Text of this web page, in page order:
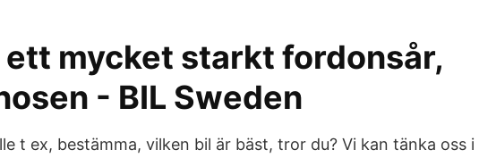
ett mycket starkt fordonsår,
- BIL Sweden
t ex, bestämma, vilken bil är bäst, tror du? Vi kan tänka oss i